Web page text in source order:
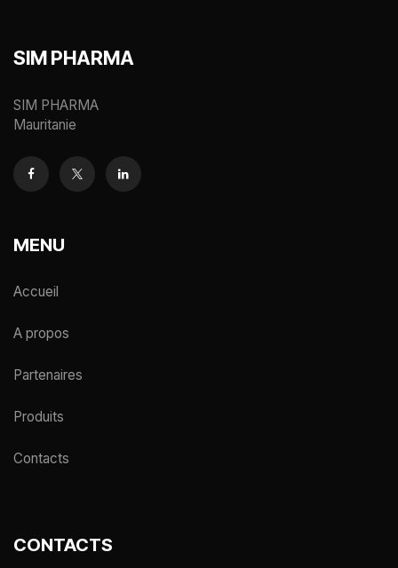
SIM PHARMA
SIM PHARMA
Mauritanie
MENU
Accueil
A propos
Partenaires
Produits
Contacts
CONTACTS